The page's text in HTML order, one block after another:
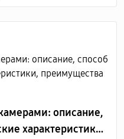
описание,
характеристики,